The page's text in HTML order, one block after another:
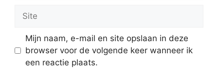
Mijn naam, e-mail en site opslaan in deze
browser voor de volgende keer wanneer ik
een reactie plaats.